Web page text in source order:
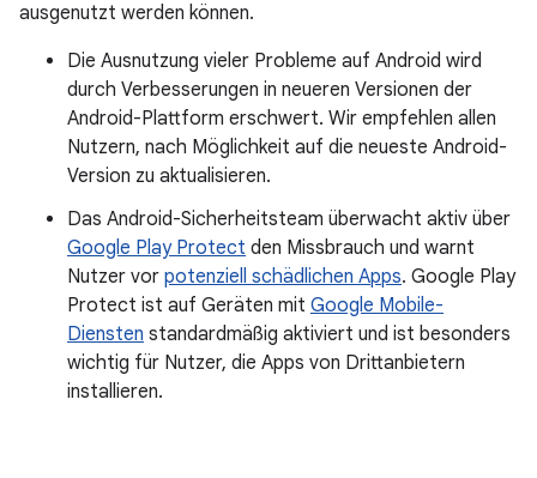
ausgenutzt werden können.
Die Ausnutzung vieler Probleme auf Android wird
durch Verbesserungen in neueren Versionen der
Android-Plattform erschwert. Wir empfehlen allen
Nutzern, nach Möglichkeit auf die neueste Android-
Version zu aktualisieren.
Das Android-Sicherheitsteam überwacht aktiv über
Google Play Protect den Missbrauch und warnt
Nutzer vor potenziell schädlichen Apps. Google Play
Protect ist auf Geräten mit Google Mobile-
Diensten standardmäßig aktiviert und ist besonders
wichtig für Nutzer, die Apps von Drittanbietern
installieren.